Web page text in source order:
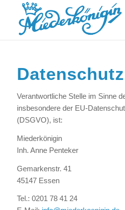
Verantwortliche Stelle im Sinne
insbesondere der EU-
(DSGVO), ist:
Miederkönigin
Inh. Anne Penteker
Gemarkenstr. 41
45147 Essen
Tel.: 0201 78 41 24